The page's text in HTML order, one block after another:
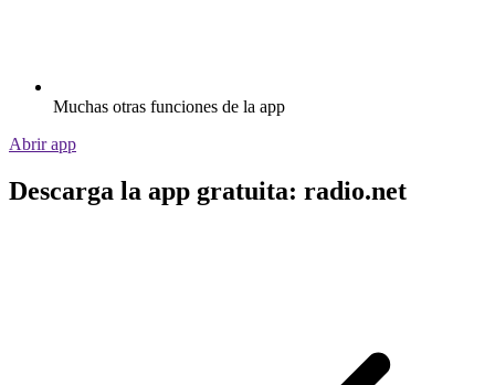
Muchas otras funciones de la app
Abrir app
Descarga la app gratuita: radio.net